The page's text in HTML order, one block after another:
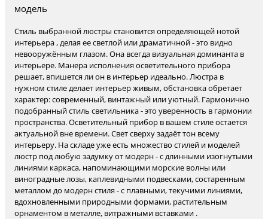
модель
Стиль выбранной люстры становится определяющей нотой
интерьера , делая ее светлой или драматичной - это видно
невооружённым глазом. Она всегда визуальная доминанта в
интерьере. Манера исполнения осветительного прибора
решает, впишется ли он в интерьер идеально. Люстра в
нужном стиле делает интерьер живым, обстановка обретает
характер: современный, винтажный или уютный. Гармонично
подобранный стиль светильника - это уверенность в гармонии
пространства. Осветительный прибор в вашем стиле остается
актуальной вне времени. Свет сверху задаёт тон всему
интерьеру. На складе уже есть множество стилей и моделей
люстр под любую задумку от модерн - с длинными изогнутыми
линиями каркаса, напоминающими морские волны или
виноградные лозы, каплевидными подвесками, состаренным
металлом до модерн стиля - с плавными, текучими линиями,
вдохновленными природными формами, растительным
орнаментом в металле, витражными вставками .